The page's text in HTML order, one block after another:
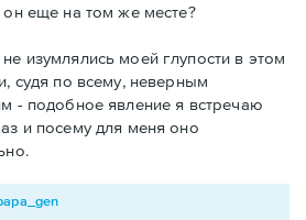
еще на том же месте?
изумлялись моей глупости в этом
судя по всему, неверным
- подобное явление я встречаю
и посему для меня оно